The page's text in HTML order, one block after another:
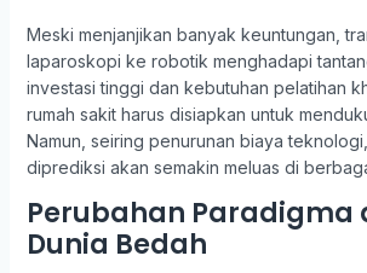
Meski menjanjikan banyak keuntungan,
laparoskopi ke robotik menghadapi
investasi tinggi dan kebutuhan pelatihan
rumah sakit harus disiapkan untuk
Namun, seiring penurunan biaya
diprediksi akan semakin meluas di
Perubahan Paradigma
Dunia Bedah